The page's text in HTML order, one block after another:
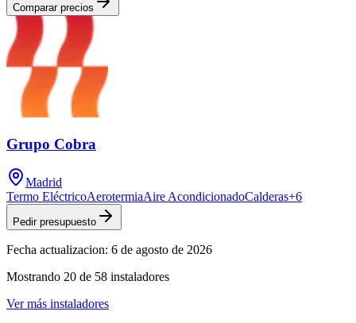
Comparar precios
Grupo Cobra
Madrid
Termo EléctricoAerotermiaAire AcondicionadoCalderas+6
Pedir presupuesto
Fecha actualizacion: 6 de agosto de 2026
Mostrando 20 de 58 instaladores
Ver más instaladores